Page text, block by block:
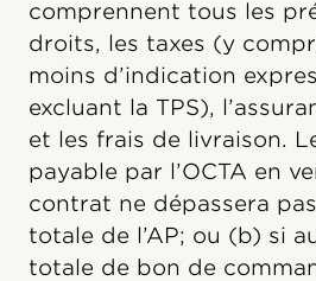
comprennent tous les
droits, les taxes (y
moins d’indication
excluant la TPS),
et les frais de livraison.
payable par l’OCTA en
contrat ne dépassera
totale de l’AP; ou (b) si
totale de bon de